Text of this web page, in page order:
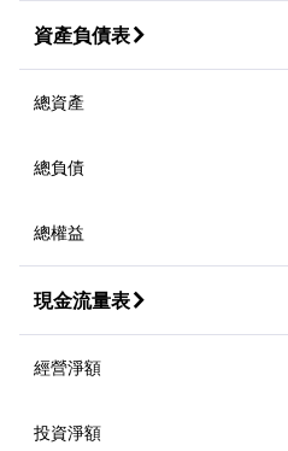
資產負債表 
總資產
總負債
總權益
現金流量表 
經營淨額
投資淨額